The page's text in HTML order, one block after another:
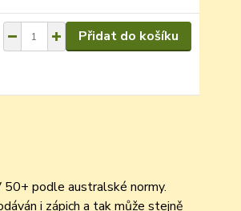
Přidat do košíku
50+ podle australské normy.
i zápich a tak může stejně